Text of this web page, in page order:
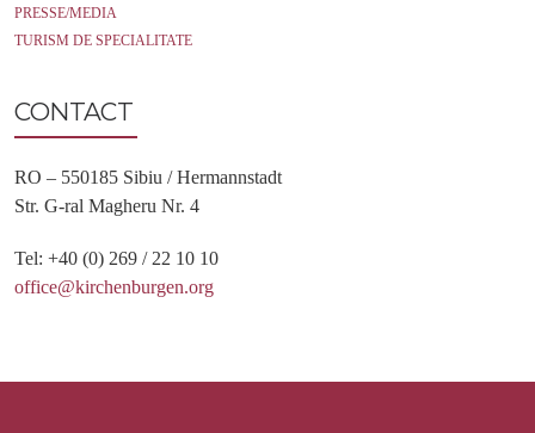
PRESSE/MEDIA
TURISM DE SPECIALITATE
CONTACT
RO – 550185 Sibiu / Hermannstadt
Str. G-ral Magheru Nr. 4
Tel: +40 (0) 269 / 22 10 10
office@kirchenburgen.org